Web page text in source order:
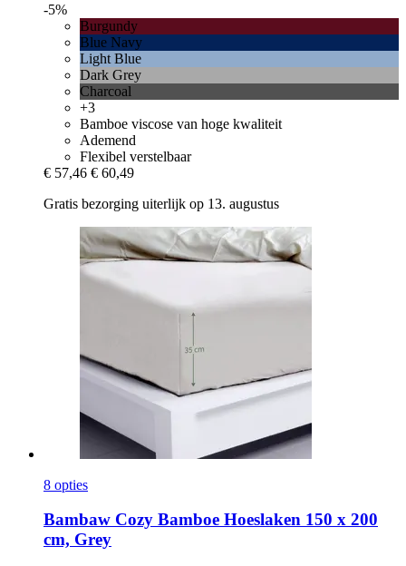
-5%
Burgundy
Blue Navy
Light Blue
Dark Grey
Charcoal
+3
Bamboe viscose van hoge kwaliteit
Ademend
Flexibel verstelbaar
€ 57,46 € 60,49
Gratis bezorging uiterlijk op 13. augustus
8 opties
Bambaw Cozy Bamboe Hoeslaken 150 x 200
cm, Grey